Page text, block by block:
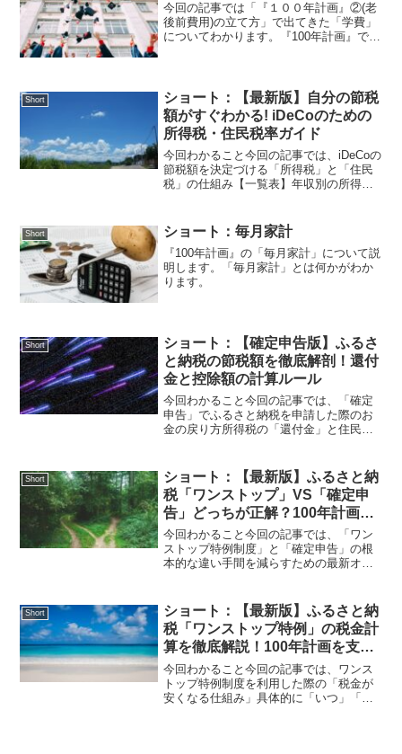
今回の記事では「『１００年計画』②(老
後前費用)の立て方」で出てきた「学費」
についてわかります。『100年計画』で学
Short
ショート：【最新版】自分の節税
額がすぐわかる! iDeCoのための
所得税・住民税率ガイド
今回わかること今回の記事では、iDeCoの
節税額を決定づける「所得税」と「住民
税」の仕組み【一覧表】年収別の所得税
ります。「iDeCoは節税になる」と聞いて
も、実際...
Short ショート：毎月家計
『100年計画』の「毎月家計」について説
明します。「毎月家計」とは何かがわか
ります。
Short
ショート：【確定申告版】ふるさ
と納税の節税額を徹底解剖！還付
金と控除額の計算ルール
今回わかること今回の記事では、「確定
申告」でふるさと納税を申請した際のお
金の戻り方所得税の「還付金」と住民税
込むメリットがわかります。「ワンスト
ップ特例」は住民税が...
Short
ショート：【最新版】ふるさと納
税「ワンストップ」VS「確定申
告」どっちが正解？100年計画を
支える申請の全知識
今回わかること今回の記事では、「ワン
ストップ特例制度」と「確定申告」の根
本的な違い手間を減らすための最新オン
かります。以前の記事でお話しした通
り、ふるさと納税は実質...
Short
ショート：【最新版】ふるさと納
税「ワンストップ特例」の税金計
算を徹底解説！100年計画を支え
る節税の仕組み
今回わかること今回の記事では、ワンス
トップ特例制度を利用した際の「税金が
安くなる仕組み」具体的に「いつ」「ど